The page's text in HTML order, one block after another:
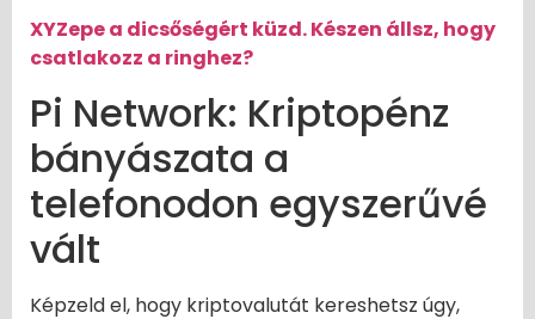
XYZepe a dicsőségért küzd. Készen állsz, hogy
csatlakozz a ringhez?
Pi Network: Kriptopénz
bányászata a
telefonodon egyszerűvé
vált
Képzeld el, hogy kriptovalutát kereshetsz úgy,